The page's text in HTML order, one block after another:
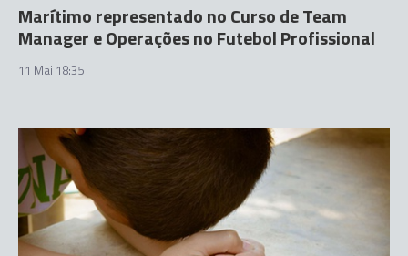
Marítimo representado no Curso de Team
Manager e Operações no Futebol Profissional
11 Mai 18:35